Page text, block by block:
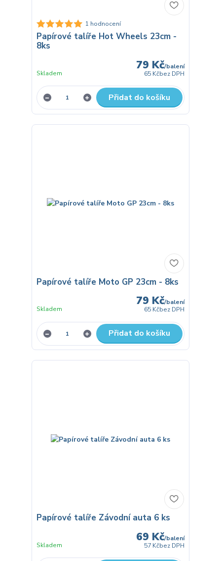
1 hodnocení
Papírové talíře Hot Wheels 23cm -
8ks
79 Kč/balení
65 Kčbez DPH
Skladem
Přidat do košíku
Papírové talíře Moto GP 23cm - 8ks
79 Kč/balení
65 Kčbez DPH
Skladem
Přidat do košíku
Papírové talíře Závodní auta 6 ks
69 Kč/balení
57 Kčbez DPH
Skladem